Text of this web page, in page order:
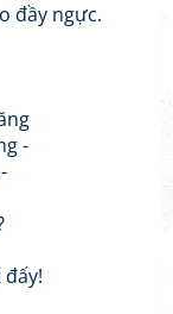
đầy ngực.
-